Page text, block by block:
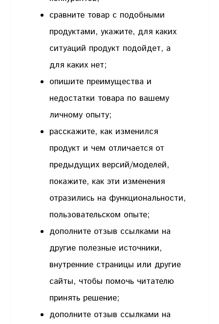
сравните товар с подобными
продуктами, укажите, для каких
ситуаций продукт подойдет, а
для каких нет;
опишите преимущества и
недостатки товара по вашему
личному опыту;
расскажите, как изменился
продукт и чем отличается от
предыдущих версий/моделей,
покажите, как эти изменения
отразились на функциональности,
пользовательском опыте;
дополните отзыв ссылками на
другие полезные источники,
внутренние страницы или другие
сайты, чтобы помочь читателю
принять решение;
дополните отзыв ссылками на